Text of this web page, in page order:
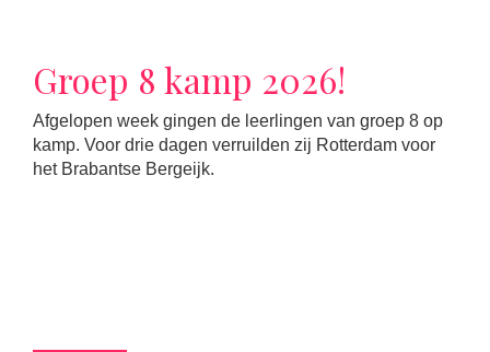
Groep 8 kamp 2026!
Afgelopen week gingen de leerlingen van groep 8 op
kamp. Voor drie dagen verruilden zij Rotterdam voor
het Brabantse Bergeijk.